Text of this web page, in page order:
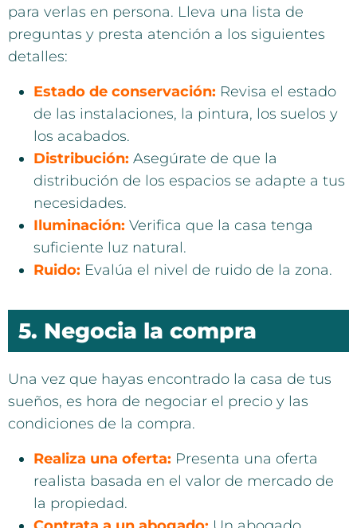
para verlas en persona. Lleva una lista de
preguntas y presta atención a los siguientes
detalles:
Estado de conservación: Revisa el estado
de las instalaciones, la pintura, los suelos y
los acabados.
Distribución: Asegúrate de que la
distribución de los espacios se adapte a tus
necesidades.
Iluminación: Verifica que la casa tenga
suficiente luz natural.
Ruido: Evalúa el nivel de ruido de la zona.
5. Negocia la compra
Una vez que hayas encontrado la casa de tus
sueños, es hora de negociar el precio y las
condiciones de la compra.
Realiza una oferta: Presenta una oferta
realista basada en el valor de mercado de
la propiedad.